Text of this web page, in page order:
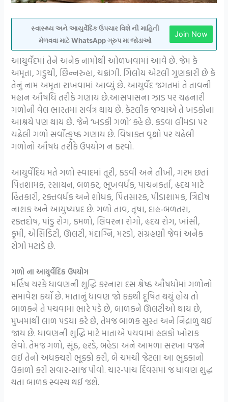
સ્વાસ્થ્ય અને આયુર્વેદિક ઉપચાર વિશે ની માહિતી
મેળવવા માટે WhatsApp ગ્રુપ મા જોડાઓ
Join Now
આયુર્વેદમાં તેને અનેક નામોથી ઓળખવામાં આવે છે. જેમ કે
અમૃતા, ગડુચી, છિન્નરુહા, ચક્રાંગી. ગિલોય એટલી ગુણકારી છે કે
તેનું નામ અમૃતા રાખવામાં આવ્યું છે. આયુર્વેદ જગતમાં તે તાવની
મહાન ઔષધિ તરીકે ગણાય છે.આસપાસના ઝાડ પર ચઢનારી
ગળોની વેલ ભારતમાં સર્વત્ર થાય છે. કેટલીક જગ્યાએ તે ખડકોના
આશ્રયે પણ થાય છે. જેને ‘ખડકી ગળો’ કહે છે. કડવા લીમડા પર
ચઢેલી ગળો સર્વોત્કૃષ્ઠ ગણાય છે. વિષાક્ત વૃક્ષો પર ચઢેલી
ગળોનો ઔષધ તરીકે ઉપયોગ ન કરવો.
આયુર્વેદિય મતે ગળો સ્વાદમાં તૂરી, કડવી અને તીખી, ગરમ છતાં
પિત્તશામક, રસાયન, બળકર, ભૂખવર્ધક, પાચનકર્તા, હૃદય માટે
હિતકારી, રક્તવર્ધક અને શોધક, પિત્તસારક, પીડાશામક, ત્રિદોષ
નાશક અને આયુષ્યપ્રદ છે. ગળો તાવ, તૃષા, દાહ-બળતરા,
રક્તદોષ, પાંડુ રોગ, કમળો, લિવરના રોગો, હૃદય રોગ, ખાંસી,
કૃમી, એસિડિટી, ઊલટી, મંદાગ્નિ, મરડો, સંગ્રહણી જેવાં અનેક
રોગો મટાડે છે.
ગળો ના આયુર્વેદિક ઉપયોગ
મર્હિષ ચરકે ધાવણની શુદ્ધિ કરનારા દસ શ્રેષ્ઠ ઔષધોમાં ગળોનો
સમાવેશ કર્યો છે. માતાનું ધાવણ જો કફથી દૂષિત થયું હોય તો
બાળકને તે પચવામાં ભારે પડે છે, બાળકને ઊલટીઓ થાય છે,
મુખમાંથી લાળ પડયા કરે છે, તેમજ બાળક સુસ્ત અને નિદ્રાળુ થઈ
જાય છે. ધાવણની શુદ્ધિ માટે માતાએ પચવામાં હલકો ખોરાક
લેવો. તેમજ ગળો, સૂંઠ, હરડે, બહેડા અને આમળા સરખા વજને
લઈ તેનો અધકચરો ભૂક્કો કરી, બે ચમચી જેટલા આ ભૂક્કાનો
ઉકાળો કરી સવાર-સાંજ પીવો. ચાર-પાંચ દિવસમાં જ ધાવણ શુદ્ધ
થતા બાળક સ્વસ્થ થઈ જશે.